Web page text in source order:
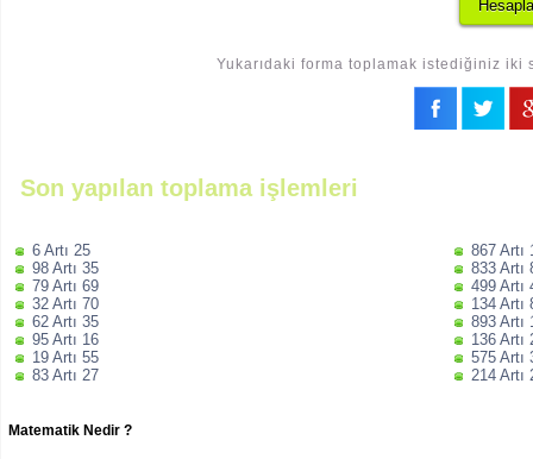
Yukarıdaki forma toplamak istediğiniz iki
Son yapılan toplama işlemleri
6 Artı 25
98 Artı 35
79 Artı 69
32 Artı 70
62 Artı 35
95 Artı 16
19 Artı 55
83 Artı 27
867 Artı
833 Artı
499 Artı
134 Artı
893 Artı
136 Artı
575 Artı
214 Artı
Matematik Nedir ?